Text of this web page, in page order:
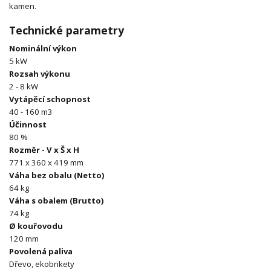
kamen.
Technické parametry
Nominální výkon
5 kW
Rozsah výkonu
2 - 8 kW
Vytápěcí schopnost
40 - 160 m3
Účinnost
80 %
Rozměr - V x Š x H
771 x 360 x 419 mm
Váha bez obalu (Netto)
64 kg
Váha s obalem (Brutto)
74 kg
Ø kouřovodu
120 mm
Povolená paliva
Dřevo, ekobrikety